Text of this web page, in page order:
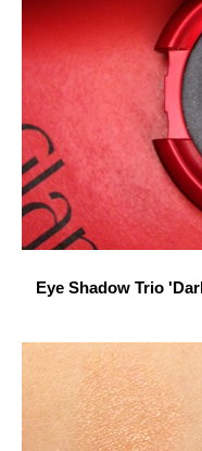
Eye Shadow Trio